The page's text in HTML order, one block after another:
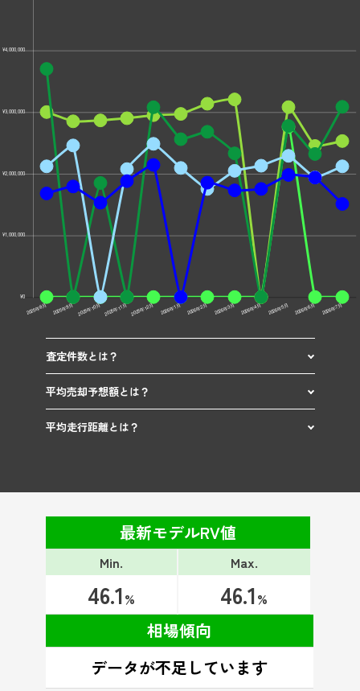
査定件数とは？
平均売却予想額とは？
平均走行距離とは？
最新モデルRV値
Min.
46.1%
Max.
46.1%
相場傾向